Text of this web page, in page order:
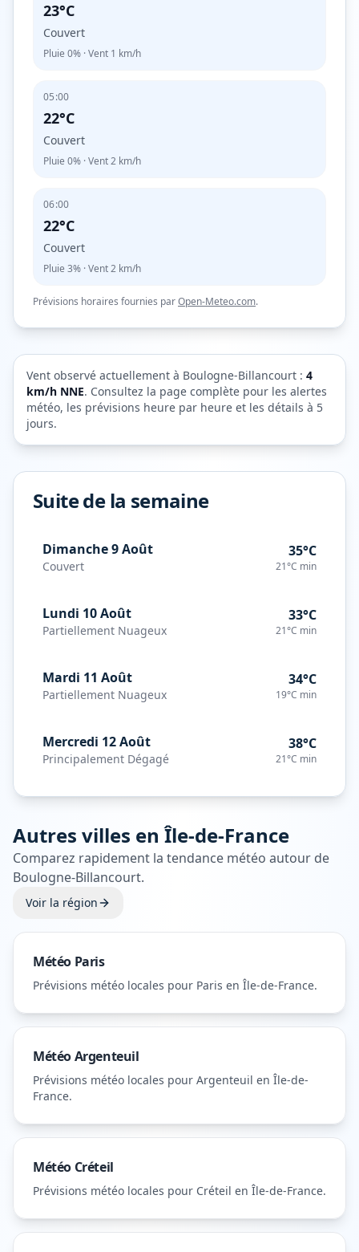
23°C
Couvert
Pluie 0% · Vent 1 km/h
05:00
22°C
Couvert
Pluie 0% · Vent2 km/h
06:00
22°C
Couvert
Pluie 3% · Vent2 km/h
Prévisions horaires fournies parOpen-Meteo.com.
Vent observé actuellement à Boulogne-Billancourt : 4
km/h NNE. Consultez la page complète pour les alertes
météo, les prévisions heure par heure et les détails à 5
jours.
Suite de la semaine
Dimanche 9 Août
Couvert
35°C
21°C min
Lundi 10 Août
Partiellement Nuageux
33°C
21°C min
Mardi 11 Août
Partiellement Nuageux
34°C
19°C min
Mercredi 12 Août
Principalement Dégagé
38°C
21°C min
Autres villes enÎle-de-France
Comparez rapidement la tendance météo autour de
Boulogne-Billancourt.
Voir la région
Météo Paris
Prévisions météo locales pour Paris en Île-de-France.
MétéoArgenteuil
Prévisions météo locales pour Argenteuil en Île-de-
France.
Météo Créteil
Prévisions météo locales pour Créteil en Île-de-France.